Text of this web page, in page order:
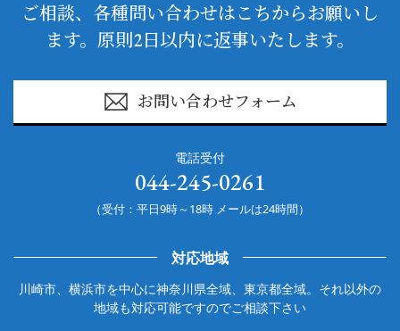
ご相談、各種問い合わせはこちからお願いし
ます。原則2日以内に返事いたします。
お問い合わせフォーム
電話受付
044-245-0261
（受付：平日9時～18時 メールは24時間）
対応地域
川崎市、横浜市を中心に神奈川県全域、東京都全域。それ以外の
地域も対応可能ですのでご相談下さい